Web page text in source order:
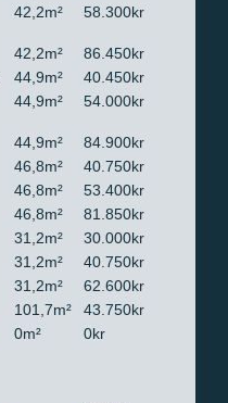
42,2m² 58.300kr
42,2m²
86.450kr
44,9m²
40.450kr
44,9m² 54.000kr
44,9m²
84.900kr
46,8m²
40.750kr
46,8m²
53.400kr
46,8m²
81.850kr
31,2m²
30.000kr
31,2m²
40.750kr
31,2m²
62.600kr
101,7m²
43.750kr
0m² 0kr